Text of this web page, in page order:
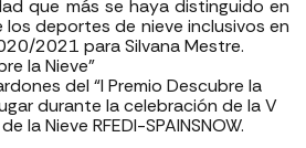
que más se haya distinguido en
deportes de nieve inclusivos en
2021 para Silvana Mestre.
la Nieve”
del “I Premio Descubre la
durante la celebración de la V
la Nieve RFEDI-SPAINSNOW.